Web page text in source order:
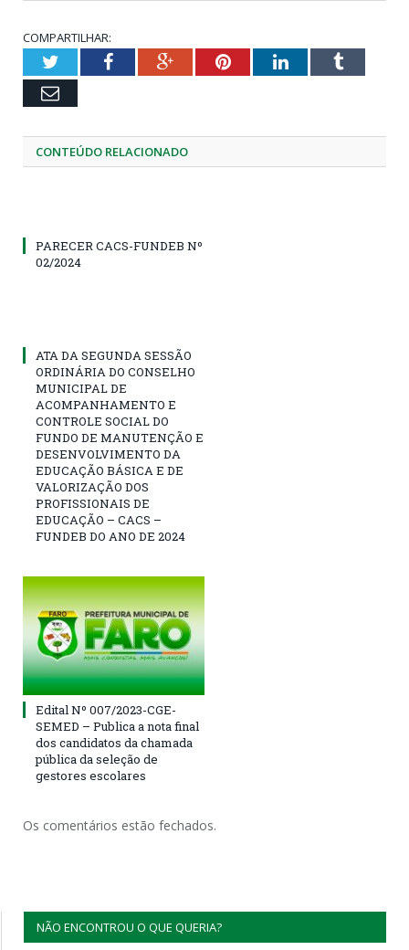
COMPARTILHAR:
TwitterFacebookGoogle+PinterestLinkedInTumblr
Email
CONTEÚDO RELACIONADO
PARECER CACS-FUNDEB Nº
02/2024
ATA DA SEGUNDA SESSÃO
ORDINÁRIA DO CONSELHO
MUNICIPAL DE
ACOMPANHAMENTO E
CONTROLE SOCIAL DO
FUNDO DE MANUTENÇÃO E
DESENVOLVIMENTO DA
EDUCAÇÃO BÁSICA E DE
VALORIZAÇÃO DOS
PROFISSIONAIS DE
EDUCAÇÃO – CACS –
FUNDEB DO ANO DE 2024
Edital Nº 007/2023-CGE-
SEMED – Publica a nota final
dos candidatos da chamada
pública da seleção de
gestores escolares
Os comentários estão fechados.
NÃO ENCONTROU O QUE QUERIA?